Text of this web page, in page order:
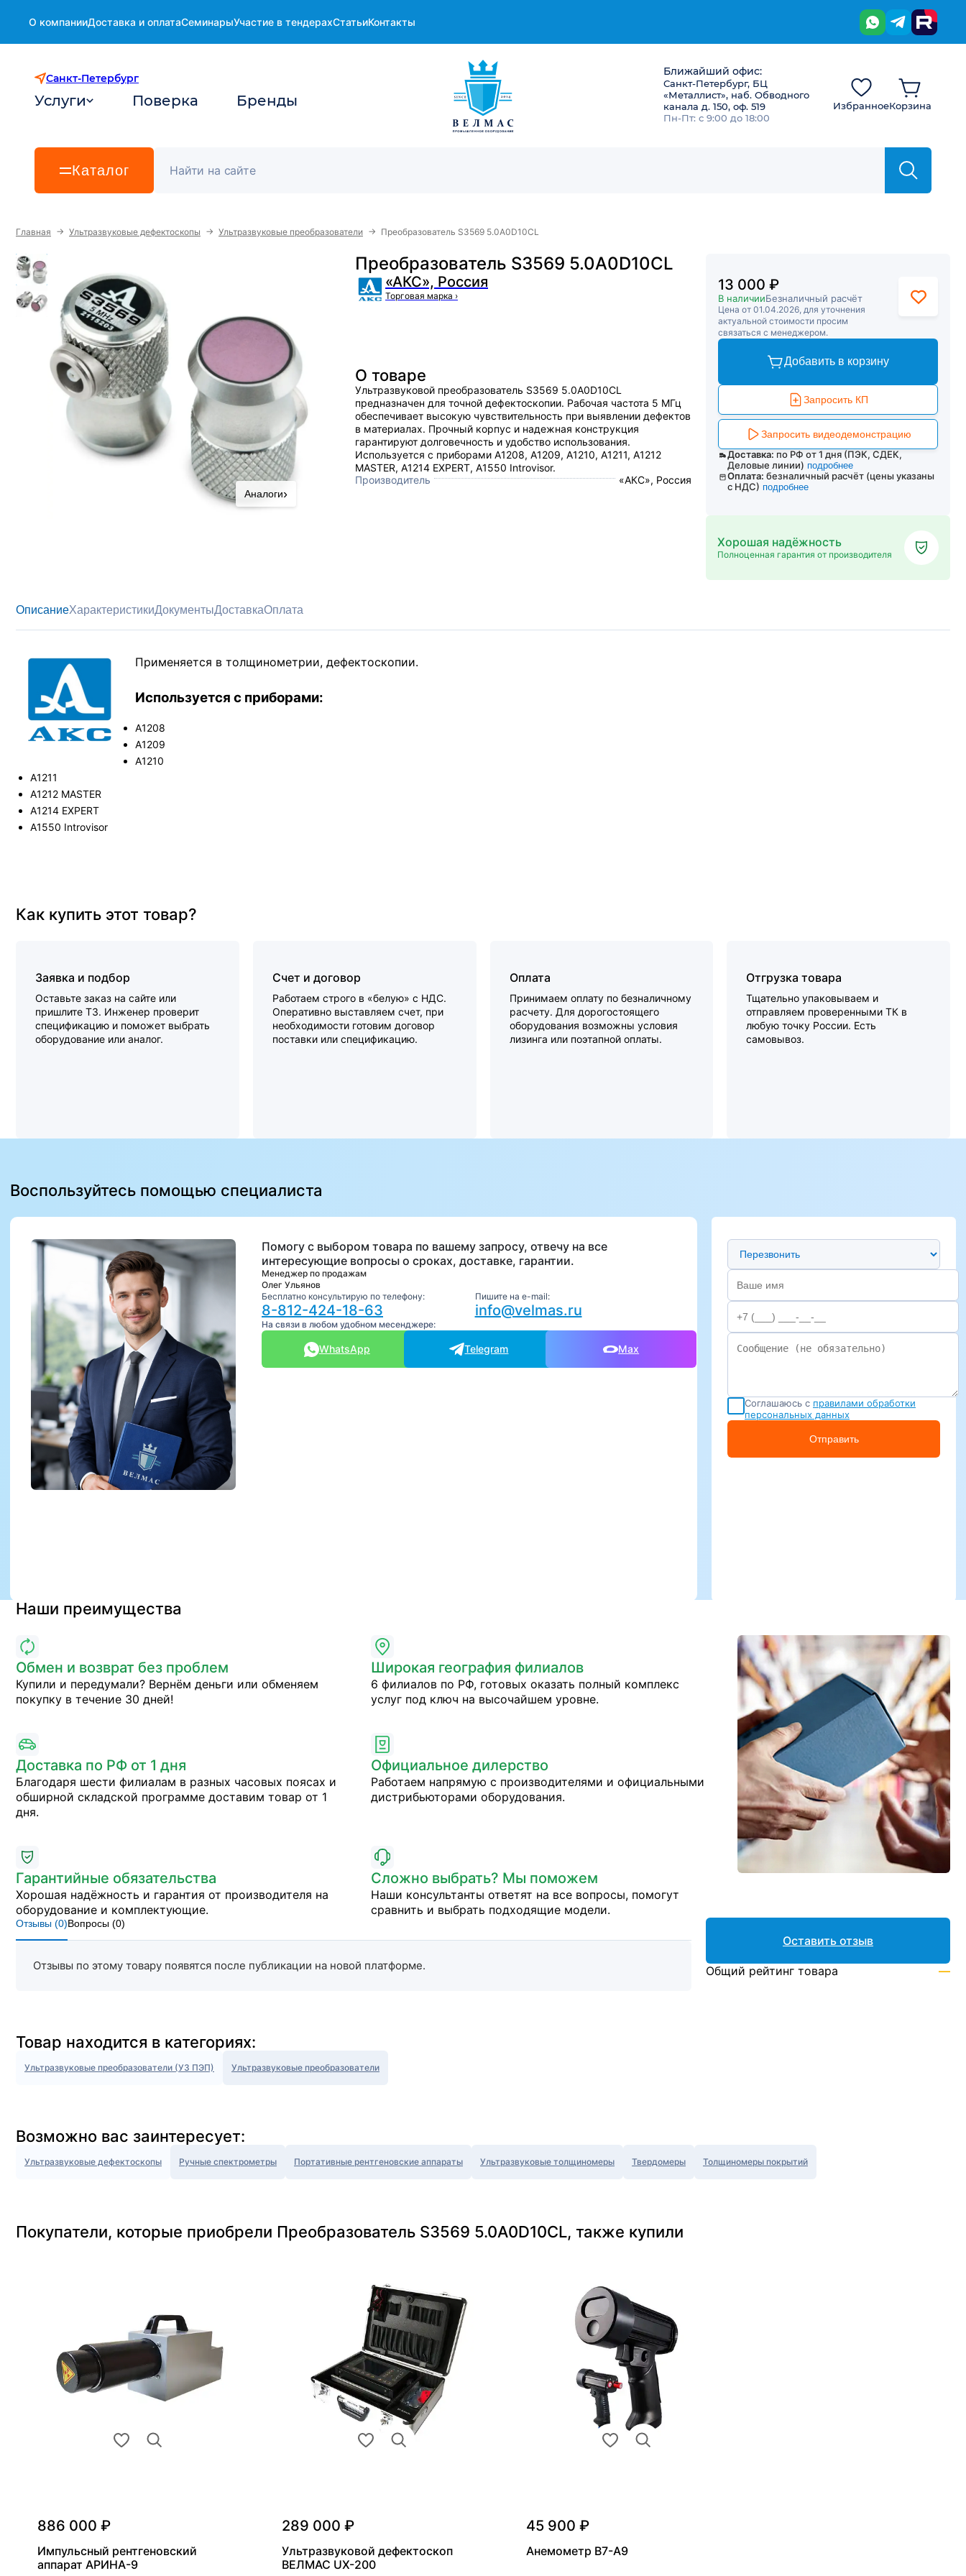
О компанииДоставка и оплатаСеминарыУчастие в тендерахСтатьиКонтакты
Санкт-Петербург
Услуги Поверка Бренды
Ближайший офис:
Санкт-Петербург, БЦ
«Металлист», наб. Обводного
канала д. 150, оф. 519
Пн-Пт: с 9:00 до 18:00
ИзбранноеКорзина
Каталог
Главная → Ультразвуковые дефектоскопы → Ультразвуковые преобразователи → Преобразователь S3569 5.0A0D10CL
Преобразователь S3569 5.0A0D10CL
«АКС», Россия
Торговая марка ›
Аналоги›
О товаре
Ультразвуковой преобразователь S3569 5.0A0D10CL
предназначен для точной дефектоскопии. Рабочая частота 5 МГц
обеспечивает высокую чувствительность при выявлении дефектов
в материалах. Прочный корпус и надежная конструкция
гарантируют долговечность и удобство использования.
Используется с приборами А1208, А1209, А1210, А1211, A1212
MASTER, A1214 EXPERT, A1550 Introvisor.
Производитель
«АКС», Россия
13 000 ₽
В наличииБезналичный расчёт
Цена от 01.04.2026, для уточнения
актуальной стоимости просим
связаться с менеджером.
Добавить в корзину
Запросить КП
Запросить видеодемонстрацию
Доставка: по РФ от 1 дня (ПЭК, СДЕК,
Деловые линии) подробнее
Оплата: безналичный расчёт (цены указаны
с НДС) подробнее
Хорошая надёжность
Полноценная гарантия от производителя
ОписаниеХарактеристикиДокументыДоставкаОплата
Применяется в толщинометрии, дефектоскопии.
Используется с приборами:
А1208
А1209
А1210
А1211
A1212 MASTER
A1214 EXPERT
A1550 Introvisor
Как купить этот товар?
Заявка и подбор
Оставьте заказ на сайте или
пришлите ТЗ. Инженер проверит
спецификацию и поможет выбрать
оборудование или аналог.
Счет и договор
Работаем строго в «белую» с НДС.
Оперативно выставляем счет, при
необходимости готовим договор
поставки или спецификацию.
Оплата
Принимаем оплату по безналичному
расчету. Для дорогостоящего
оборудования возможны условия
лизинга или поэтапной оплаты.
Отгрузка товара
Тщательно упаковываем и
отправляем проверенными ТК в
любую точку России. Есть
самовывоз.
Воспользуйтесь помощью специалиста
Помогу с выбором товара по вашему запросу, отвечу на все
интересующие вопросы о сроках, доставке, гарантии.
Менеджер по продажам
Олег Ульянов
Бесплатно консультирую по телефону:
8-812-424-18-63
Пишите на e-mail:
info@velmas.ru
На связи в любом удобном месенджере:
WhatsApp Telegram Max
Предпочтительный способ связи
Соглашаюсь с правилами обработки
персональных данных
Отправить
Наши преимущества
Обмен и возврат без проблем
Купили и передумали? Вернём деньги или обменяем
покупку в течение 30 дней!
Широкая география филиалов
6 филиалов по РФ, готовых оказать полный комплекс
услуг под ключ на высочайшем уровне.
Доставка по РФ от 1 дня
Благодаря шести филиалам в разных часовых поясах и
обширной складской программе доставим товар от 1
дня.
Официальное дилерство
Работаем напрямую с производителями и официальными
дистрибьюторами оборудования.
Гарантийные обязательства
Хорошая надёжность и гарантия от производителя на
оборудование и комплектующие.
Сложно выбрать? Мы поможем
Наши консультанты ответят на все вопросы, помогут
сравнить и выбрать подходящие модели.
Отзывы (0)Вопросы (0)
Отзывы по этому товару появятся после публикации на новой платформе.
Оставить отзыв
Общий рейтинг товара —
Товар находится в категориях:
Ультразвуковые преобразователи (УЗ ПЭП) Ультразвуковые преобразователи
Возможно вас заинтересует:
Ультразвуковые дефектоскопы Ручные спектрометры Портативные рентгеновские аппараты Ультразвуковые толщиномеры Твердомеры Толщиномеры покрытий
Покупатели, которые приобрели Преобразователь S3569 5.0A0D10CL, также купили
886 000 ₽
Импульсный рентгеновский
аппарат АРИНА-9
289 000 ₽
Ультразвуковой дефектоскоп
ВЕЛМАС UX-200
45 900 ₽
Анемометр В7-А9